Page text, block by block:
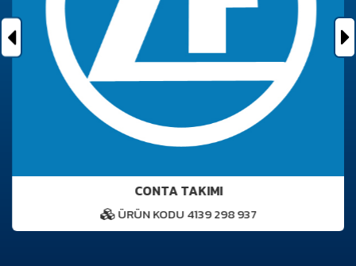
CONTA TAKIMI
ÜRÜN KODU 4139 298 937